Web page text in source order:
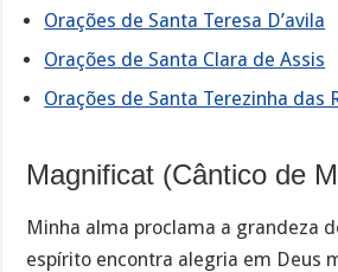
Orações de Santa Teresa D’avila
Orações de Santa Clara de Assis
Orações de Santa Terezinha das
Magnificat (Cântico de
Minha alma proclama a grandeza
espírito encontra alegria em Deus